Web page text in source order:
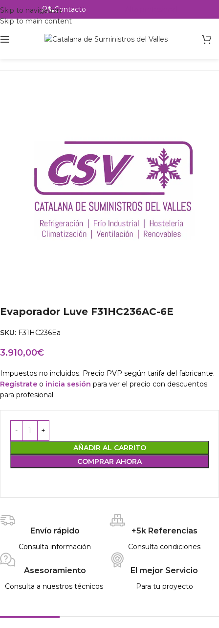
Skip to navigation
Skip to main content
Contacto
Evaporador Luve F31HC236AC-6E
SKU: F31HC236Ea
3.910,00€
Impuestos no incluidos. Precio PVP según tarifa del fabricante.
Regístrate o inicia sesión para ver el precio con descuentos
para profesional.
AÑADIR AL CARRITO
COMPRAR AHORA
Envío rápido
Consulta información
+5k Referencias
Consulta condiciones
Asesoramiento
Consulta a nuestros técnicos
El mejor Servicio
Para tu proyecto